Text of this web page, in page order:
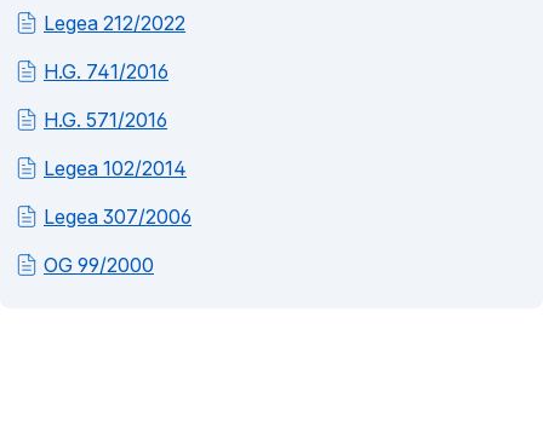
Legea 212/2022
H.G. 741/2016
H.G. 571/2016
Legea 102/2014
Legea 307/2006
OG 99/2000